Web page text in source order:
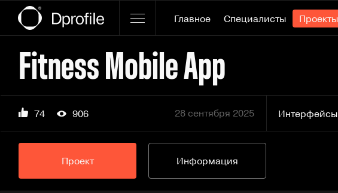
Главное Специалисты Проекты
Fitness Mobile App
74 906 28 сентября 2025 Интерфейсы
Проект Информация